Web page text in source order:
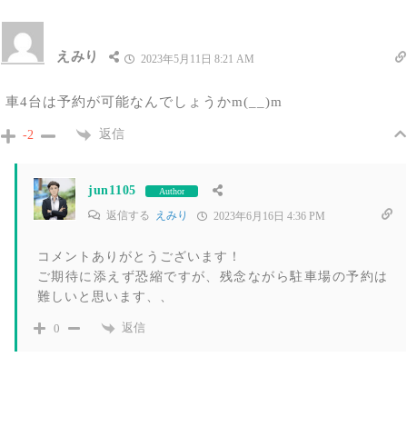
えみり 2023年5月11日 8:21 AM
車4台は予約が可能なんでしょうかm(__)m
-2 返信
jun1105 Author
返信する えみり 2023年6月16日 4:36 PM
コメントありがとうございます！
ご期待に添えず恐縮ですが、残念ながら駐車場の予約は
難しいと思います、、
0 返信